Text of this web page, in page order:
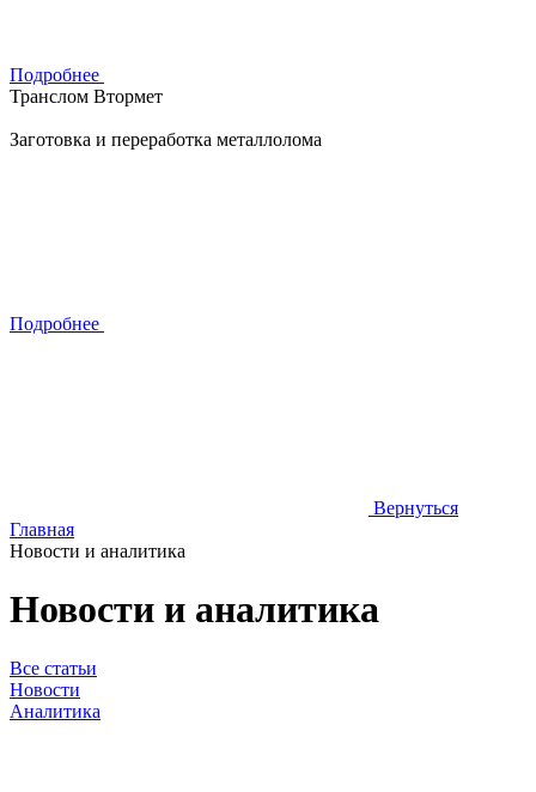
Подробнее
Транслом Втормет
Заготовка и переработка металлолома
Подробнее
Вернуться
Главная
Новости и аналитика
Новости и аналитика
Все статьи
Новости
Аналитика